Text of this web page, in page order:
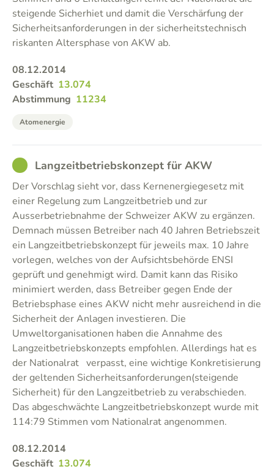
steigende Sicherhiet und damit die Verschärfung der
Sicherheitsanforderungen in der sicherheitstechnisch
riskanten Altersphase von AKW ab.
08.12.2014
Geschäft 13.074
Abstimmung 11234
Atomenergie
GOODLangzeitbetriebskonzept für AKW
Der Vorschlag sieht vor, dass Kernenergiegesetz mit
einer Regelung zum Langzeitbetrieb und zur
Ausserbetriebnahme der Schweizer AKW zu ergänzen.
Demnach müssen Betreiber nach 40 Jahren Betriebszeit
ein Langzeitbetriebskonzept für jeweils max. 10 Jahre
vorlegen, welches von der Aufsichtsbehörde ENSI
geprüft und genehmigt wird. Damit kann das Risiko
minimiert werden, dass Betreiber gegen Ende der
Betriebsphase eines AKW nicht mehr ausreichend in die
Sicherheit der Anlagen investieren. Die
Umweltorganisationen haben die Annahme des
Langzeitbetriebskonzepts empfohlen. Allerdings hat es
der Nationalrat verpasst, eine wichtige Konkretisierung
der geltenden Sicherheitsanforderungen(steigende
Sicherheit) für den Langzeitbetrieb zu verabschieden.
Das abgeschwächte Langzeitbetriebskonzept wurde mit
114:79 Stimmen vom Nationalrat angenommen.
08.12.2014
Geschäft 13.074